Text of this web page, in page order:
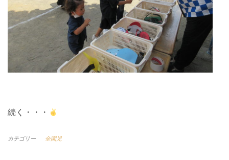
続く・・・
カテゴリー 全園児